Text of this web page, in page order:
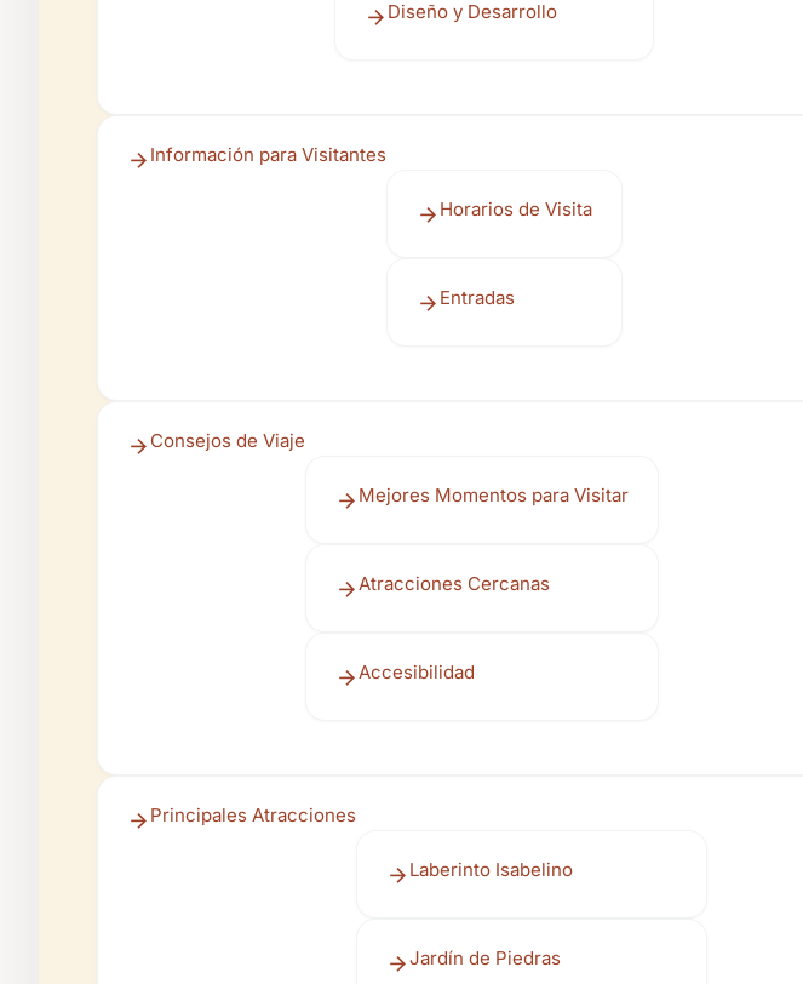
Diseño y Desarrollo
Información para Visitantes
Horarios de Visita
Entradas
Consejos de Viaje
Mejores Momentos para Visitar
Atracciones Cercanas
Accesibilidad
Principales Atracciones
Laberinto Isabelino
Jardín de Piedras